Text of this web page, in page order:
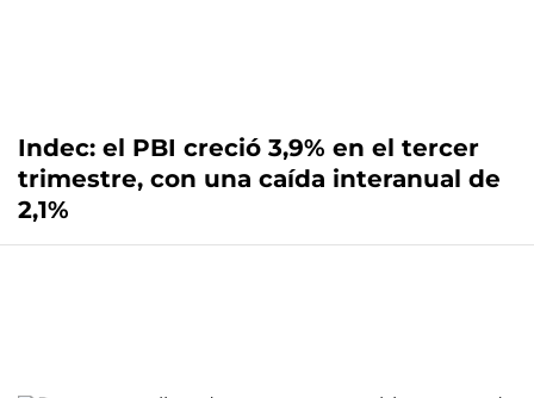
Indec: el PBI creció 3,9% en el tercer
trimestre, con una caída interanual de
2,1%